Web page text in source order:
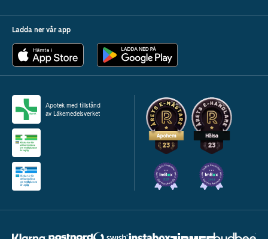
Ladda ner vår app
Apotek med tillstånd
av Läkemedelsverket
2024